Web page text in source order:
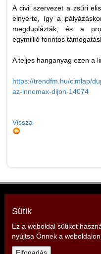
A civil szervezet a zsűri
elnyerte, így a
megduplázták, és a
egymillió forintos
A teljes hanganyag ezen a
https://trendfm.hu/cimlap/
az-innomax-dijon-14074
Vissza
Sütik
Ez a weboldal sütiket
nyújtsa Önnek a weboldalon.